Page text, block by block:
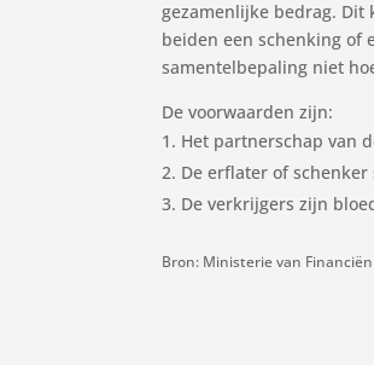
gezamenlijke bedrag. Dit
beiden een schenking of
samentelbepaling niet
De voorwaarden zijn:
Het partnerschap van
De erflater of
De verkrijgers zijn
Bron: Ministerie van